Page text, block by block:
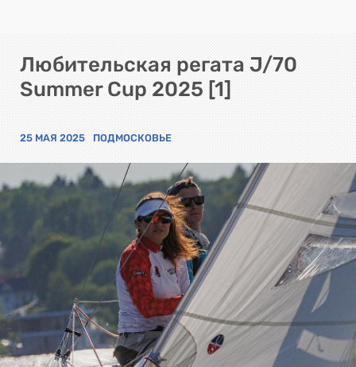
Любительская регата J/70
Summer Cup 2025 [1]
25 МАЯ 2025 ПОДМОСКОВЬЕ